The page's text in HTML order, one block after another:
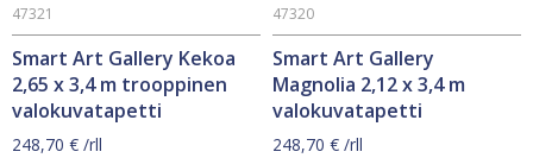
Smart Art Gallery Kekoa
2,65 x 3,4 m trooppinen
valokuvatapetti
47321
248,70 € /rll
Smart Art Gallery
Magnolia 2,12 x 3,4 m
valokuvatapetti
47320
248,70 € /rll